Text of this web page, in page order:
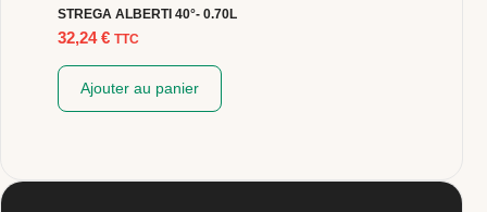
STREGA ALBERTI 40°- 0.70L
32,24€ TTC
Ajouter au panier